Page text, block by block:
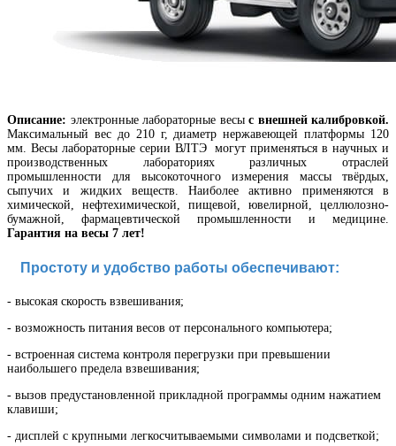
Описание: электронные лабораторные весы с внешней калибровкой.
Максимальный вес до 210 г, диаметр нержавеющей платформы 120
мм. Весы лабораторные серии ВЛТЭ могут применяться в научных и
производственных лабораториях различных отраслей
промышленности для высокоточного измерения массы твёрдых,
сыпучих и жидких веществ. Наиболее активно применяются в
химической, нефтехимической, пищевой, ювелирной, целлюлозно-
бумажной, фармацевтической промышленности и медицине.
Гарантия на весы 7 лет!
Простоту и удобство работы обеспечивают:
- высокая скорость взвешивания;
- возможность питания весов от персонального компьютера;
- встроенная система контроля перегрузки при превышении
наибольшего предела взвешивания;
- вызов предустановленной прикладной программы одним нажатием
клавиши;
- дисплей с крупными легкосчитываемыми символами и подсветкой;